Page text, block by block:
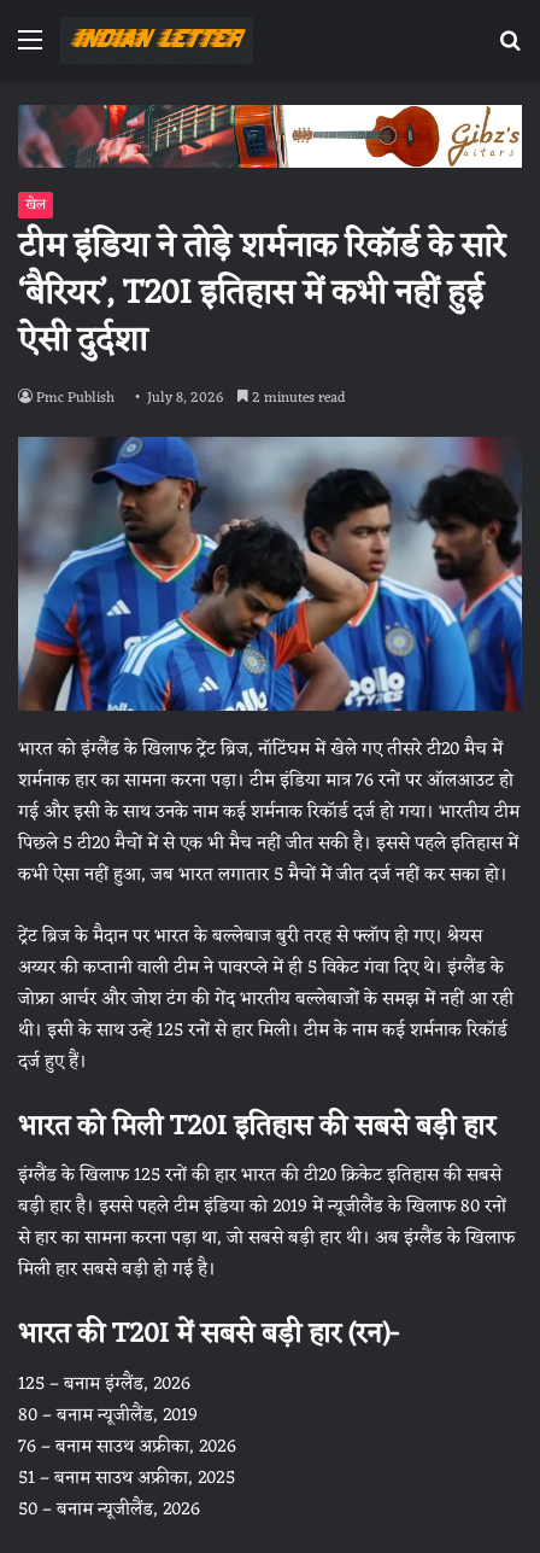
Menu
खेल
टीम इंडिया ने तोड़े शर्मनाक रिकॉर्ड के सारे
‘बैरियर’, T20I इतिहास में कभी नहीं हुई
ऐसी दुर्दशा
Pmc Publish July 8, 2026 2 minutes read
भारत को इंग्लैंड के खिलाफ ट्रेंट ब्रिज, नॉटिंघम में खेले गए तीसरे टी20 मैच में
शर्मनाक हार का सामना करना पड़ा। टीम इंडिया मात्र 76 रनों पर ऑलआउट हो
गई और इसी के साथ उनके नाम कई शर्मनाक रिकॉर्ड दर्ज हो गया। भारतीय टीम
पिछले 5 टी20 मैचों में से एक भी मैच नहीं जीत सकी है। इससे पहले इतिहास में
कभी ऐसा नहीं हुआ, जब भारत लगातार 5 मैचों में जीत दर्ज नहीं कर सका हो।
ट्रेंट ब्रिज के मैदान पर भारत के बल्लेबाज बुरी तरह से फ्लॉप हो गए। श्रेयस
अय्यर की कप्तानी वाली टीम ने पावरप्ले में ही 5 विकेट गंवा दिए थे। इंग्लैंड के
जोफ्रा आर्चर और जोश टंग की गेंद भारतीय बल्लेबाजों के समझ में नहीं आ रही
थी। इसी के साथ उन्हें 125 रनों से हार मिली। टीम के नाम कई शर्मनाक रिकॉर्ड
दर्ज हुए हैं।
भारत को मिली T20I इतिहास की सबसे बड़ी हार
इंग्लैंड के खिलाफ 125 रनों की हार भारत की टी20 क्रिकेट इतिहास की सबसे
बड़ी हार है। इससे पहले टीम इंडिया को 2019 में न्यूजीलैंड के खिलाफ 80 रनों
से हार का सामना करना पड़ा था, जो सबसे बड़ी हार थी। अब इंग्लैंड के खिलाफ
मिली हार सबसे बड़ी हो गई है।
भारत की T20I में सबसे बड़ी हार (रन)-
125 – बनाम इंग्लैंड, 2026
80 – बनाम न्यूजीलैंड, 2019
76 – बनाम साउथ अफ्रीका, 2026
51 – बनाम साउथ अफ्रीका, 2025
50 – बनाम न्यूजीलैंड, 2026